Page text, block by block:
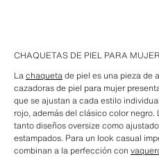
CHAQUETAS DE PIEL PARA MUJER
Lachaquetade piel es una pieza de
cazadoras de piel para mujer
que se ajustan a cada estilo
rojo, además del clásico color
tanto diseños oversize como
estampados. Para un look casual
combinan a la perfección con